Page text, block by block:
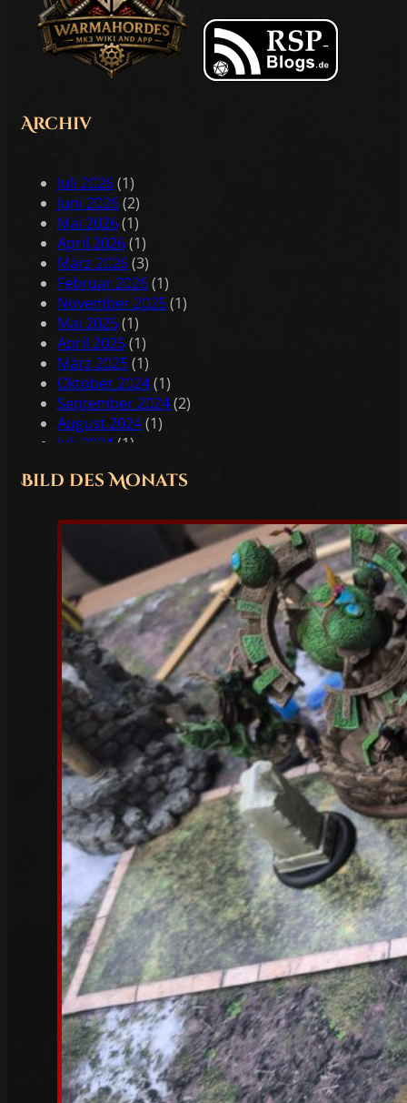
Archiv
Juli 2026(1)
Juni 2026(2)
Mai 2026(1)
April 2026(1)
März 2026(3)
Februar 2026(1)
November 2025(1)
Mai 2025(1)
April 2025(1)
März 2025(1)
Oktober 2024(1)
September 2024(2)
August 2024(1)
Juli 2024 (1)
Mai 2024(2)
Februar 2024(1)
Januar 2024
Dezember 2023(1)
November 2023(1)
Oktober 2023(3)
Juli 2023(1)
Juni 2023 (1)
Mai 2023(5)
April 2023(3)
März 2023(6)
Februar 2023(4)
Januar 2023
(5)
Dezember 2022(4)
November 2022(4)
Oktober 2022(5)
Bild des Monats